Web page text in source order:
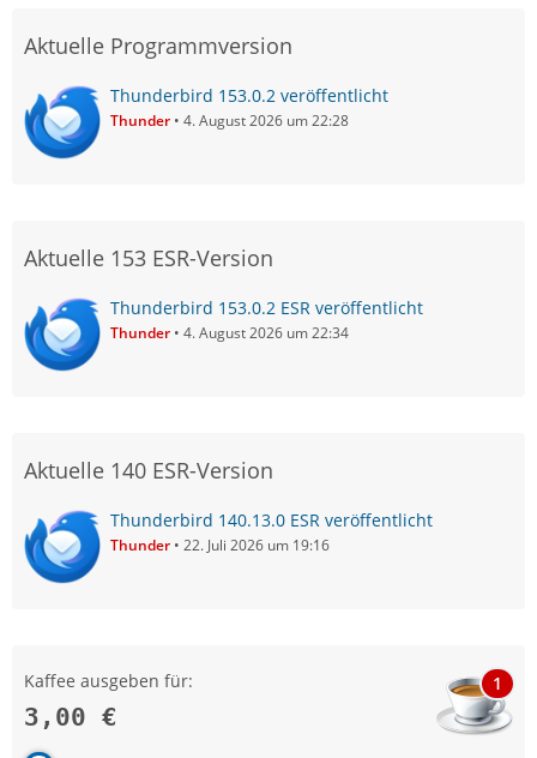
Aktuelle Programmversion
Thunderbird 153.0.2 veröffentlicht
Thunder 4. August 2026 um 22:28
Aktuelle 153 ESR-Version
Thunderbird 153.0.2 ESR veröffentlicht
Thunder 4. August 2026 um 22:34
Aktuelle 140 ESR-Version
Thunderbird 140.13.0 ESR veröffentlicht
Thunder 22. Juli 2026 um 19:16
Kaffee ausgeben für:
3,00 €
1